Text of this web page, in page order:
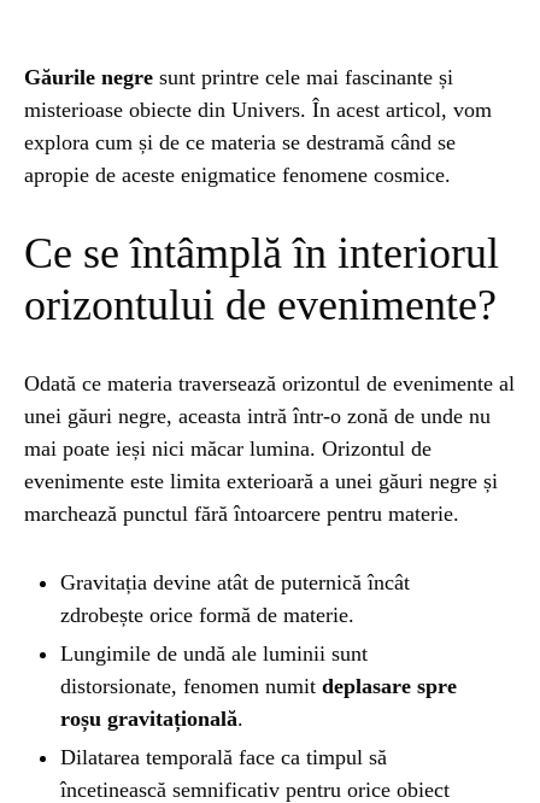
Găurile negre sunt printre cele mai fascinante și
misterioase obiecte din Univers. În acest articol, vom
explora cum și de ce materia se destramă când se
apropie de aceste enigmatice fenomene cosmice.
Ce se întâmplă în interiorul
orizontului de evenimente?
Odată ce materia traversează orizontul de evenimente al
unei găuri negre, aceasta intră într-o zonă de unde nu
mai poate ieși nici măcar lumina. Orizontul de
evenimente este limita exterioară a unei găuri negre și
marchează punctul fără întoarcere pentru materie.
Gravitația devine atât de puternică încât
zdrobește orice formă de materie.
Lungimile de undă ale luminii sunt
distorsionate, fenomen numit deplasare spre
roșu gravitațională.
Dilatarea temporală face ca timpul să
încetinească semnificativ pentru orice obiect
INSTALEAZ
A
APLICATIA
NATURĂ 1 year ago
Barajul Trei Defileuri a Încetinit Rotația
Pământului: Mit sau Realitate?
Seriale turcesti:Top 5 cele mai bune seriale
BLOG
Espressor paduri Senseo blocat?Afla cum îl
poti debloca